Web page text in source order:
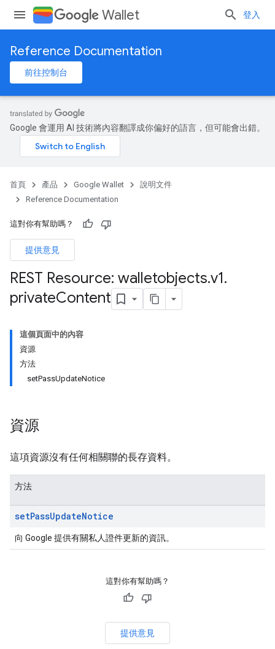
Wallet 登入
Reference Documentation
前往控制台
Google 會運用 AI 技術將內容翻譯成你偏好的語言，但可能會出錯。
首頁 產品 Google Wallet
說明文件
Reference Documentation
這對你有幫助嗎？
提供意見
REST Resource: walletobjects.v1.
privateContent
這個頁面中的內容
資源
方法
setPassUpdateNotice
資源
這項資源沒有任何相關聯的長存資料。
方法
setPassUpdateNotice
向 Google 提供有關私人證件更新的資訊。
這對你有幫助嗎？
提供意見